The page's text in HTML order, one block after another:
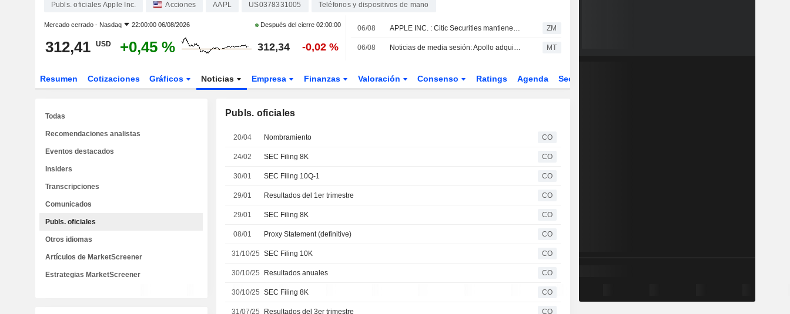
Publs. oficiales Apple Inc. Acciones AAPL US0378331005 Teléfonos y dispositivos de mano
Mercado cerrado - Nasdaq 22:00:00 06/08/2026 Después del cierre02:00:00
312,41 USD +0,45 % 312,34 -0,02 %
06/08 APPLE INC. : Citic Securities mantiene su recomendación de compra ZM
06/08 Noticias de media sesión: Apollo adquiere EasyJet en una operación valorada en 7.680 millones de USD; Honeywell Aerospace cae tras recortar sus previsiones MT
Resumen Cotizaciones Gráficos Noticias Empresa Finanzas Valoración Consenso Ratings Agenda Sector
Publs. oficiales
20/04 Nombramiento CO
24/02 SEC Filing 8K CO
30/01 SEC Filing 10Q-1 CO
29/01 Resultados del 1er trimestre CO
29/01 SEC Filing 8K CO
08/01 Proxy Statement (definitive) CO
31/10/25 SEC Filing 10K CO
30/10/25 Resultados anuales CO
30/10/25 SEC Filing 8K CO
31/07/25 Resultados del 3er trimestre CO
Todas
Recomendaciones analistas
Eventos destacados
Insiders
Transcripciones
Comunicados
Publs. oficiales
Otros idiomas
Artículos de MarketScreener
Estrategias MarketScreener